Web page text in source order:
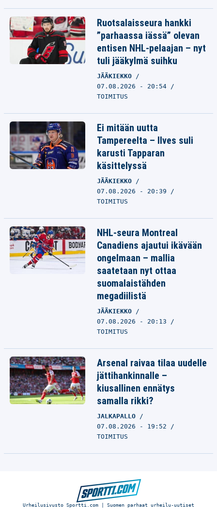
Ruotsalaisseura hankki
”parhaassa iässä” olevan
entisen NHL-pelaajan – nyt
tuli jääkylmä suihku
JÄÄKIEKKO
07.08.2026 - 20:54
TOIMITUS
Ei mitään uutta
Tampereelta – Ilves suli
karusti Tapparan
käsittelyssä
JÄÄKIEKKO
07.08.2026 - 20:39
TOIMITUS
NHL-seura Montreal
Canadiens ajautui ikävään
ongelmaan – mallia
saatetaan nyt ottaa
suomalaistähden
megadiilistä
JÄÄKIEKKO
07.08.2026 - 20:13
TOIMITUS
Arsenal raivaa tilaa uudelle
jättihankinnalle –
kiusallinen ennätys
samalla rikki?
JALKAPALLO
07.08.2026 - 19:52
TOIMITUS
Urheilusivusto Sportti.com | Suomen parhaat urheilu-uutiset